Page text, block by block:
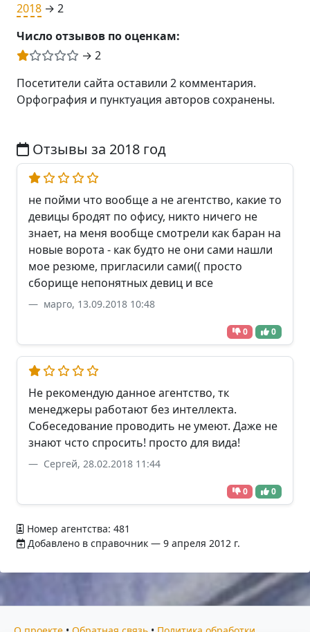
2018 → 2
Число отзывов по оценкам:
→ 2
Посетители сайта оставили 2 комментария.
Орфография и пунктуация авторов сохранены.
Отзывы за 2018 год
не пойми что вообще а не агентство, какие то
девицы бродят по офису, никто ничего не
знает, на меня вообще смотрели как баран на
новые ворота - как будто не они сами нашли
мое резюме, пригласили сами(( просто
сборище непонятных девиц и все
марго, 13.09.2018 10:48
0 0
Не рекомендую данное агентство, тк
менеджеры работают без интеллекта.
Собеседование проводить не умеют. Даже не
знают чсто спросить! просто для вида!
Сергей, 28.02.2018 11:44
0 0
Номер агентства: 481
Добавлено в справочник — 9 апреля 2012 г.